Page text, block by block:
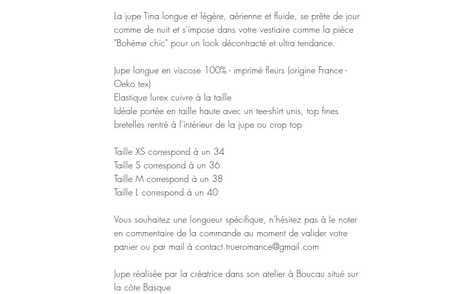
La jupe Tina longue et légère, aérienne et fluide, se prête de jour
comme de nuit et s'impose dans votre vestiaire comme la pièce
"Bohème chic" pour un look décontracté et ultra tendance.
Jupe longue en viscose 100% - imprimé fleurs (origine France -
Oeko tex)
Elastique lurex cuivre à la taille
Idéale portée en taille haute avec un tee-shirt unis, top fines
bretelles rentré à l'intérieur de la jupe ou crop top
Taille XS correspond à un 34
Taille S correspond à un 36
Taille M correspond à un 38
Taille L correspond à un 40
Vous souhaitez une longueur spécifique, n'hésitez pas à le noter
en commentaire de la commande au moment de valider votre
panier ou par mail à contact.trueromance@gmail.com
Jupe réalisée par la créatrice dans son atelier à Boucau situé sur
la côte Basque